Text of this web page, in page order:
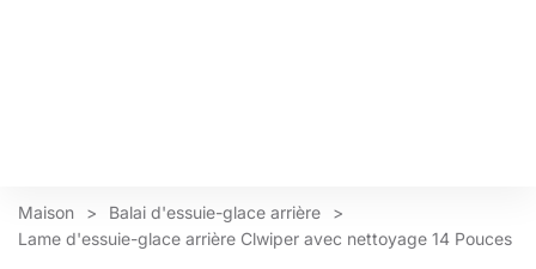
Maison > Balai d'essuie-glace arrière
>
Lame d'essuie-glace arrière Clwiper avec nettoyage 14 Pouces